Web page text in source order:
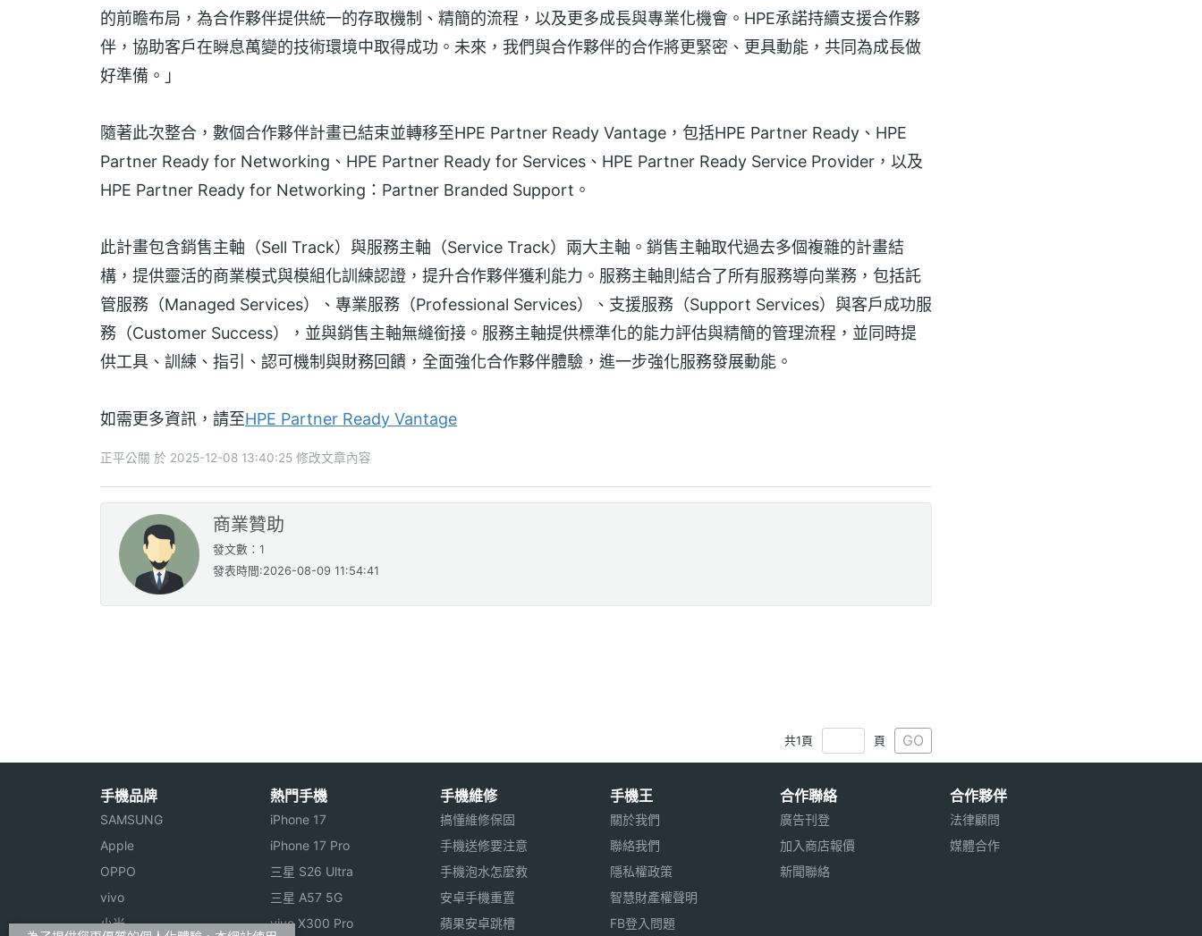
的前瞻布局，為合作夥伴提供統一的存取機制、精簡的流程，以及更多成長與專業化機會。HPE承諾持續支援合作夥
伴，協助客戶在瞬息萬變的技術環境中取得成功。未來，我們與合作夥伴的合作將更緊密、更具動能，共同為成長做
好準備。」
隨著此次整合，數個合作夥伴計畫已結束並轉移至HPE Partner Ready Vantage，包括HPE Partner Ready、HPE
Partner Ready for Networking、HPE Partner Ready for Services、HPE Partner Ready Service Provider，以及
HPE Partner Ready for Networking：Partner Branded Support。
此計畫包含銷售主軸（Sell Track）與服務主軸（Service Track）兩大主軸。銷售主軸取代過去多個複雜的計畫結
構，提供靈活的商業模式與模組化訓練認證，提升合作夥伴獲利能力。服務主軸則結合了所有服務導向業務，包括託
管服務（Managed Services）、專業服務（Professional Services）、支援服務（Support Services）與客戶成功服
務（Customer Success），並與銷售主軸無縫銜接。服務主軸提供標準化的能力評估與精簡的管理流程，並同時提
供工具、訓練、指引、認可機制與財務回饋，全面強化合作夥伴體驗，進一步強化服務發展動能。
如需更多資訊，請至HPE Partner Ready Vantage
正平公關 於 2025-12-08 13:40:25 修改文章內容
商業贊助
發文數：1
發表時間:2026-08-09 11:54:41
共1頁 頁 GO
手機品牌
SAMSUNG
Apple
OPPO
vivo
小米
熱門手機
iPhone 17
iPhone 17 Pro
三星 S26 Ultra
三星 A57 5G
vivo X300 Pro
手機維修
搞懂維修保固
手機送修要注意
手機泡水怎麼救
安卓手機重置
蘋果安卓跳槽
手機王
關於我們
聯絡我們
隱私權政策
智慧財產權聲明
FB登入問題
合作聯絡
廣告刊登
加入商店報價
新聞聯絡
合作夥伴
法律顧問
媒體合作